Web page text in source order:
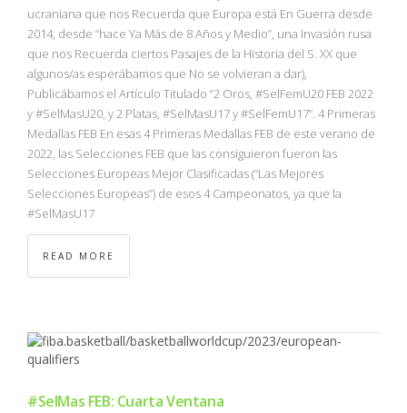
RIO 2016
ucraniana que nos Recuerda que Europa está En Guerra desde
2014, desde “hace Ya Más de 8 Años y Medio”, una Invasión rusa
que nos Recuerda ciertos Pasajes de la Historia del S. XX que
algunos/as esperábamos que No se volvieran a dar),
Publicábamos el Artículo Titulado “2 Oros, #SelFemU20 FEB 2022
y #SelMasU20, y 2 Platas, #SelMasU17 y #SelFemU17”. 4 Primeras
Medallas FEB En esas 4 Primeras Medallas FEB de este verano de
2022, las Selecciones FEB que las consiguieron fueron las
Selecciones Europeas Mejor Clasificadas (“Las Mejores
Selecciones Europeas”) de esos 4 Campeonatos, ya que la
#SelMasU17
READ MORE
#SelMas FEB: Cuarta Ventana